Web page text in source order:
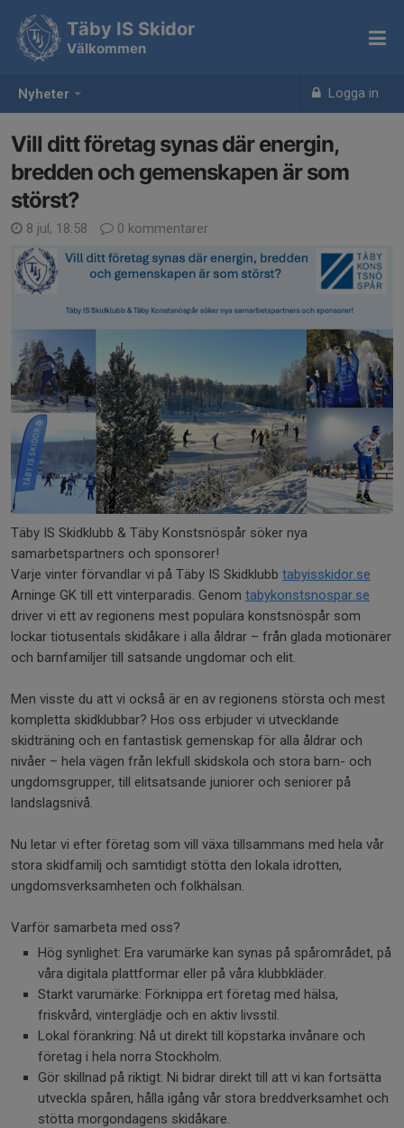
Nyheter Logga in
Täby IS Skidor
Välkommen
Vill ditt företag synas där energin,
bredden och gemenskapen är som
störst?
8 jul, 18:58 0 kommentarer
Täby IS Skidklubb & Täby Konstsnöspår söker nya
samarbetspartners och sponsorer!
Varje vinter förvandlar vi på Täby IS Skidklubb tabyisskidor.se
Arninge GK till ett vinterparadis. Genom tabykonstsnospar.se
driver vi ett av regionens mest populära konstsnöspår som
lockar tiotusentals skidåkare i alla åldrar – från glada motionärer
och barnfamiljer till satsande ungdomar och elit.
Men visste du att vi också är en av regionens största och mest
kompletta skidklubbar? Hos oss erbjuder vi utvecklande
skidträning och en fantastisk gemenskap för alla åldrar och
nivåer – hela vägen från lekfull skidskola och stora barn- och
ungdomsgrupper, till elitsatsande juniorer och seniorer på
landslagsnivå.
Nu letar vi efter företag som vill växa tillsammans med hela vår
stora skidfamilj och samtidigt stötta den lokala idrotten,
ungdomsverksamheten och folkhälsan.
Varför samarbeta med oss?
Hög synlighet: Era varumärke kan synas på spårområdet, på
våra digitala plattformar eller på våra klubbkläder.
Starkt varumärke: Förknippa ert företag med hälsa,
friskvård, vinterglädje och en aktiv livsstil.
Lokal förankring: Nå ut direkt till köpstarka invånare och
företag i hela norra Stockholm.
Gör skillnad på riktigt: Ni bidrar direkt till att vi kan fortsätta
utveckla spåren, hålla igång vår stora breddverksamhet och
stötta morgondagens skidåkare.